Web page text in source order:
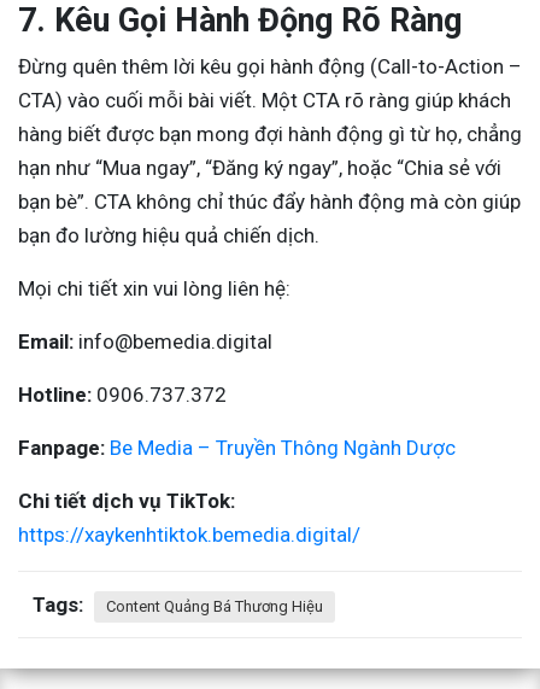
7. Kêu Gọi Hành Động Rõ Ràng
Đừng quên thêm lời kêu gọi hành động (Call-to-Action –
CTA) vào cuối mỗi bài viết. Một CTA rõ ràng giúp khách
hàng biết được bạn mong đợi hành động gì từ họ, chẳng
hạn như “Mua ngay”, “Đăng ký ngay”, hoặc “Chia sẻ với
bạn bè”. CTA không chỉ thúc đẩy hành động mà còn giúp
bạn đo lường hiệu quả chiến dịch.
Mọi chi tiết xin vui lòng liên hệ:
Email: info@bemedia.digital
Hotline: 0906.737.372
Fanpage: Be Media – Truyền Thông Ngành Dược
Chi tiết dịch vụ TikTok:
https://xaykenhtiktok.bemedia.digital/
Tags: Content Quảng Bá Thương Hiệu